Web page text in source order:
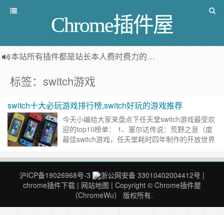
Chrome插件屋
本站所有插件都是站长本人费时费力的人工筛选推荐
标签：switch游戏
switch十大必玩游戏排行榜,switch好玩的游戏推荐
今天小编给大家来盘点下任天堂switch游戏最受欢
迎的top10榜单： 1、塞尔达传说：荒野之息（度
最佳switch游戏，任天堂耗时四年制作的开放世界
区……继续阅读 »
沪ICP备19026968号-3
浙公网安备 33010402004412号 |
chrome插件下载 | 网站地图 | Copyright © Chrome插件屋
（ChromeWu） 版权所有.